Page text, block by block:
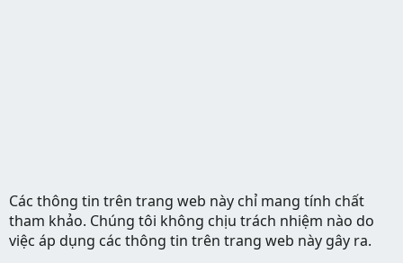
Các thông tin trên trang web này chỉ mang tính chất
tham khảo. Chúng tôi không chịu trách nhiệm nào do
việc áp dụng các thông tin trên trang web này gây ra.